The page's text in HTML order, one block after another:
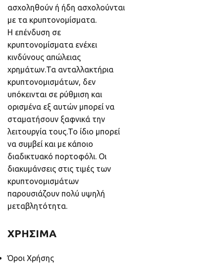
ασχοληθούν ή ήδη ασχολούνται
με τα κρυπτονομίσματα.
Η επένδυση σε
κρυπτονομίσματα ενέχει
κινδύνους απώλειας
χρημάτων.Τα ανταλλακτήρια
κρυπτονομισμάτων, δεν
υπόκεινται σε ρύθμιση και
ορισμένα εξ αυτών μπορεί να
σταματήσουν ξαφνικά την
λειτουργία τους.Το ίδιο μπορεί
να συμβεί και με κάποιο
διαδικτυακό πορτοφόλι. Οι
διακυμάνσεις στις τιμές των
κρυπτονομισμάτων
παρουσιάζουν πολύ υψηλή
μεταβλητότητα.
ΧΡΗΣΙΜΑ
Όροι Χρήσης